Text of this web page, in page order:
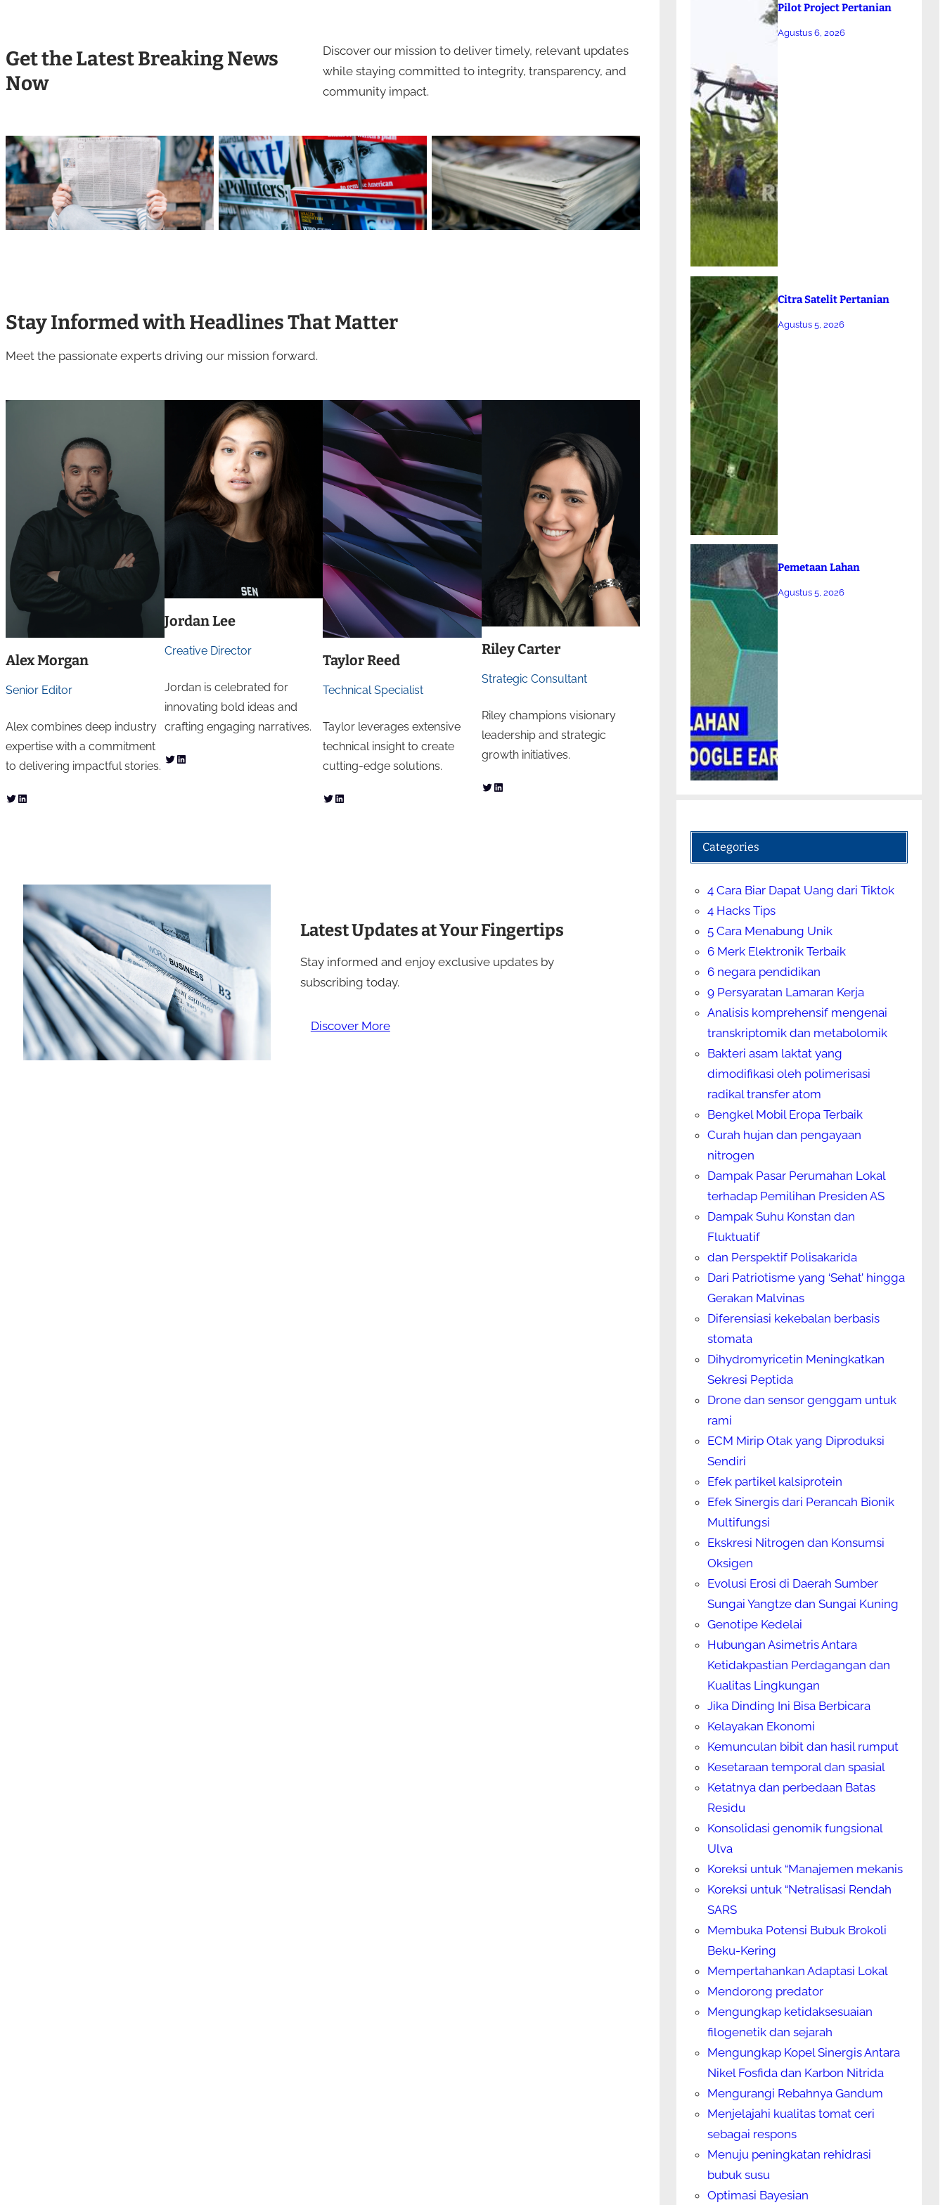
Get the Latest Breaking News
Now
Discover our mission to deliver timely, relevant updates
while staying committed to integrity, transparency, and
community impact.
Stay Informed with Headlines That Matter
Meet the passionate experts driving our mission forward.
Alex Morgan
Senior Editor
Alex combines deep industry
expertise with a commitment
to delivering impactful stories.
Twitter LinkedIn
Jordan Lee
Creative Director
Jordan is celebrated for
innovating bold ideas and
crafting engaging narratives.
Twitter LinkedIn
Taylor Reed
Technical Specialist
Taylor leverages extensive
technical insight to create
cutting-edge solutions.
Twitter LinkedIn
Riley Carter
Strategic Consultant
Riley champions visionary
leadership and strategic
growth initiatives.
Twitter LinkedIn
Latest Updates at Your Fingertips
Stay informed and enjoy exclusive updates by
subscribing today.
Discover More
Pilot Project Pertanian
Agustus 6, 2026
Citra Satelit Pertanian
Agustus 5, 2026
Pemetaan Lahan
Agustus 5, 2026
Categories
4 Cara Biar Dapat Uang dari Tiktok
4 Hacks Tips
5 Cara Menabung Unik
6 Merk Elektronik Terbaik
6 negara pendidikan
9 Persyaratan Lamaran Kerja
Analisis komprehensif mengenai
transkriptomik dan metabolomik
Bakteri asam laktat yang
dimodifikasi oleh polimerisasi
radikal transfer atom
Bengkel Mobil Eropa Terbaik
Curah hujan dan pengayaan
nitrogen
Dampak Pasar Perumahan Lokal
terhadap Pemilihan Presiden AS
Dampak Suhu Konstan dan
Fluktuatif
dan Perspektif Polisakarida
Dari Patriotisme yang ‘Sehat’ hingga
Gerakan Malvinas
Diferensiasi kekebalan berbasis
stomata
Dihydromyricetin Meningkatkan
Sekresi Peptida
Drone dan sensor genggam untuk
rami
ECM Mirip Otak yang Diproduksi
Sendiri
Efek partikel kalsiprotein
Efek Sinergis dari Perancah Bionik
Multifungsi
Ekskresi Nitrogen dan Konsumsi
Oksigen
Evolusi Erosi di Daerah Sumber
Sungai Yangtze dan Sungai Kuning
Genotipe Kedelai
Hubungan Asimetris Antara
Ketidakpastian Perdagangan dan
Kualitas Lingkungan
Jika Dinding Ini Bisa Berbicara
Kelayakan Ekonomi
Kemunculan bibit dan hasil rumput
Kesetaraan temporal dan spasial
Ketatnya dan perbedaan Batas
Residu
Konsolidasi genomik fungsional
Ulva
Koreksi untuk “Manajemen mekanis
Koreksi untuk “Netralisasi Rendah
SARS
Membuka Potensi Bubuk Brokoli
Beku-Kering
Mempertahankan Adaptasi Lokal
Mendorong predator
Mengungkap ketidaksesuaian
filogenetik dan sejarah
Mengungkap Kopel Sinergis Antara
Nikel Fosfida dan Karbon Nitrida
Mengurangi Rebahnya Gandum
Menjelajahi kualitas tomat ceri
sebagai respons
Menuju peningkatan rehidrasi
bubuk susu
Optimasi Bayesian